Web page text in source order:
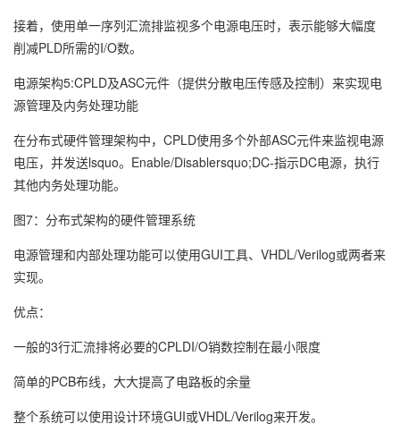
接着，使用单一序列汇流排监视多个电源电压时，表示能够大幅度
削减PLD所需的I/O数。
电源架构5:CPLD及ASC元件（提供分散电压传感及控制）来实现电
源管理及内务处理功能
在分布式硬件管理架构中，CPLD使用多个外部ASC元件来监视电源
电压，并发送lsquo。Enable/Disablersquo;DC-指示DC电源，执行
其他内务处理功能。
图7：分布式架构的硬件管理系统
电源管理和内部处理功能可以使用GUI工具、VHDL/Verilog或两者来
实现。
优点：
一般的3行汇流排将必要的CPLDI/O销数控制在最小限度
简单的PCB布线，大大提高了电路板的余量
整个系统可以使用设计环境GUI或VHDL/Verilog来开发。